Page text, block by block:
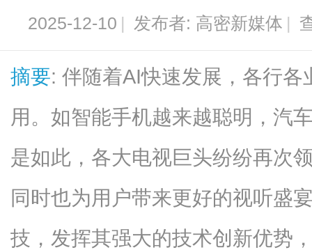
2025-12-10 | 发布者: 高密新媒体 |
摘要: 伴随着AI快速发展，各行
用。如智能手机越来越聪明，汽
是如此，各大电视巨头纷纷再次
同时也为用户带来更好的视听盛
技，发挥其强大的技术创新优势